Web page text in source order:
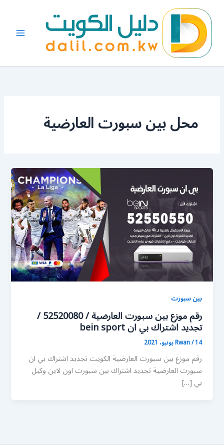
المحتوى
محل بين سبورت العارضية
بين سبورت
رقم موزع بين سبورت العارضية / 52520080 /
تجديد اشتراك بي ان bein sport
Rwan/14 يونيو، 2021
رقم موزع بين سبورت العارضية الكويت تجديد اشتراك بي ان
سبورت العارضية تجديد اشتراك بين سبورت اون لاين وكيل
بي […]